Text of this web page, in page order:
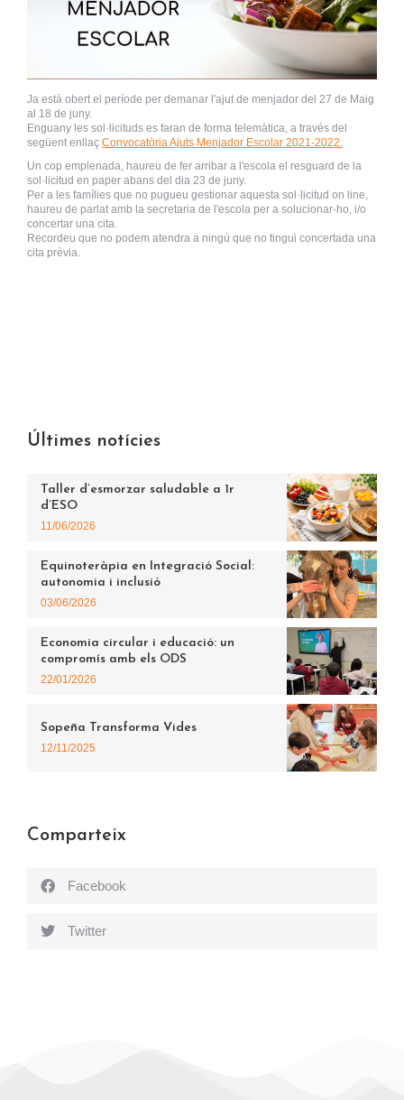
Ja està obert el període per demanar l'ajut de menjador del 27 de Maig
al 18 de juny.
Enguany les sol·licituds es faran de forma telemàtica, a través del
següent enllaç Convocatòria Ajuts Menjador Escolar 2021-2022.
Un cop emplenada, haureu de fer arribar a l'escola el resguard de la
sol·licitud en paper abans del dia 23 de juny.
Per a les famílies que no pugueu gestionar aquesta sol·licitud on line,
haureu de parlat amb la secretaria de l'escola per a solucionar-ho, i/o
concertar una cita.
Recordeu que no podem atendra a ningú que no tingui concertada una
cita prèvia.
Últimes notícies
Taller d’esmorzar saludable a 1r
d’ESO
11/06/2026
Equinoteràpia en Integració Social:
autonomia i inclusió
03/06/2026
Economia circular i educació: un
compromís amb els ODS
22/01/2026
Sopeña Transforma Vides
12/11/2025
Comparteix
Facebook
Twitter